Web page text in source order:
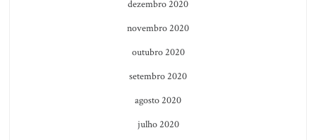
dezembro 2020
novembro 2020
outubro 2020
setembro 2020
agosto 2020
julho 2020